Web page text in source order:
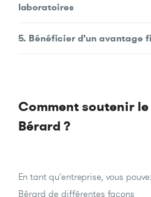
laboratoires
5. Bénéficier d’un avantage
Comment soutenir
Bérard ?
En tant qu'entreprise, vous
Bérard de différentes façons